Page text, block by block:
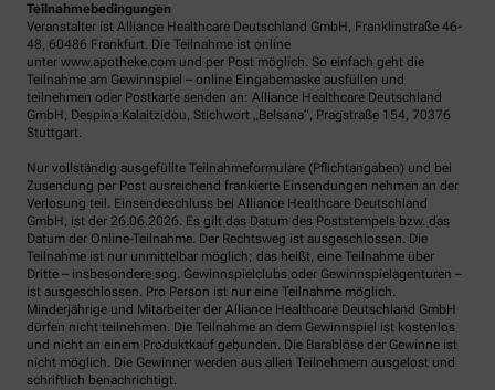
Teilnahmebedingungen
Veranstalter ist Alliance Healthcare Deutschland GmbH, Franklinstraße 46-
48, 60486 Frankfurt. Die Teilnahme ist online
unter www.apotheke.com und per Post möglich. So einfach geht die
Teilnahme am Gewinnspiel – online Eingabemaske ausfüllen und
teilnehmen oder Postkarte senden an: Alliance Healthcare Deutschland
GmbH, Despina Kalaitzidou, Stichwort „Belsana“, Pragstraße 154, 70376
Stuttgart.
Nur vollständig ausgefüllte Teilnahmeformulare (Pflichtangaben) und bei
Zusendung per Post ausreichend frankierte Einsendungen nehmen an der
Verlosung teil. Einsendeschluss bei Alliance Healthcare Deutschland
GmbH, ist der 26.06.2026. Es gilt das Datum des Poststempels bzw. das
Datum der Online-Teilnahme. Der Rechtsweg ist ausgeschlossen. Die
Teilnahme ist nur unmittelbar möglich; das heißt, eine Teilnahme über
Dritte – insbesondere sog. Gewinnspielclubs oder Gewinnspielagenturen –
ist ausgeschlossen. Pro Person ist nur eine Teilnahme möglich.
Minderjährige und Mitarbeiter der Alliance Healthcare Deutschland GmbH
dürfen nicht teilnehmen. Die Teilnahme an dem Gewinnspiel ist kostenlos
und nicht an einem Produktkauf gebunden. Die Barablöse der Gewinne ist
nicht möglich. Die Gewinner werden aus allen Teilnehmern ausgelost und
schriftlich benachrichtigt.